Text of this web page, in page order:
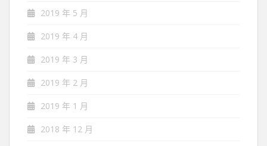
2019 年 5 月
2019 年 4 月
2019 年 3 月
2019 年 2 月
2019 年 1 月
2018 年 12 月